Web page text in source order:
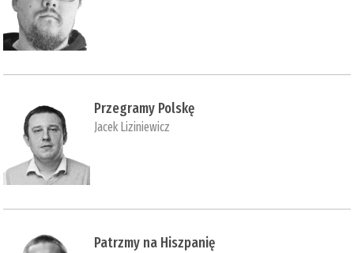
Przegramy Polskę
Jacek Liziniewicz
Patrzmy na Hiszpanię